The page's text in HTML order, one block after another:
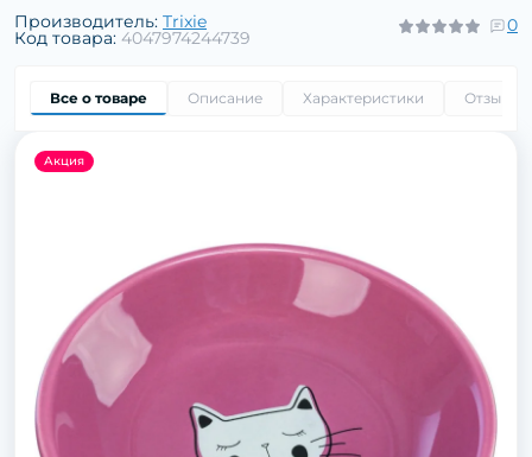
Производитель: Trixie
Код товара: 4047974244739
0
Все о товаре Описание Характеристики Отзывы
Акция